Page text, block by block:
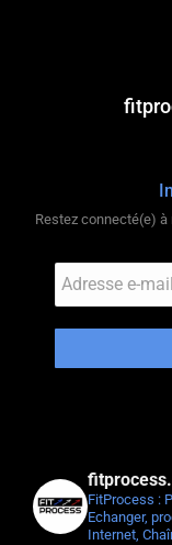
Restez connecté(e) à
FitProcess :
Echanger,
Internet,